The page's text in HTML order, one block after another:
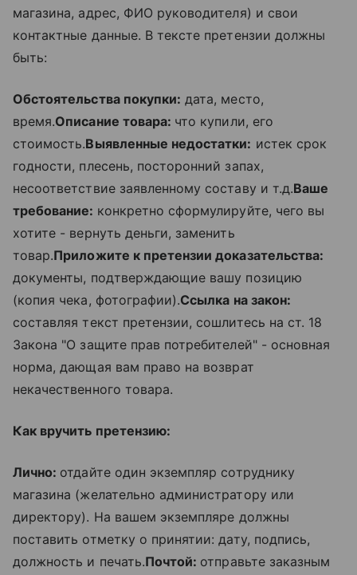
магазина, адрес, ФИО руководителя) и свои
контактные данные. В тексте претензии должны
быть:
Обстоятельства покупки: дата, место,
время.Описание товара: что купили, его
стоимость.Выявленные недостатки: истек срок
годности, плесень, посторонний запах,
несоответствие заявленному составу и т.д.Ваше
требование: конкретно сформулируйте, чего вы
хотите - вернуть деньги, заменить
товар.Приложите к претензии доказательства:
документы, подтверждающие вашу позицию
(копия чека, фотографии).Ссылка на закон:
составляя текст претензии, сошлитесь на ст. 18
Закона "О защите прав потребителей" - основная
норма, дающая вам право на возврат
некачественного товара.
Как вручить претензию:
Лично: отдайте один экземпляр сотруднику
магазина (желательно администратору или
директору). На вашем экземпляре должны
поставить отметку о принятии: дату, подпись,
должность и печать.Почтой: отправьте заказным